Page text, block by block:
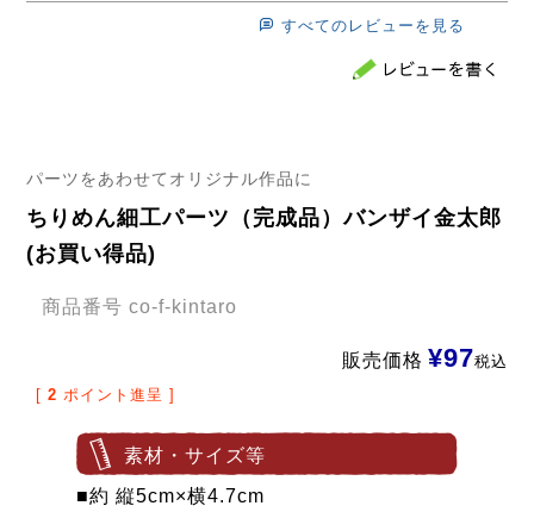
すべてのレビューを見る
パーツをあわせてオリジナル作品に
ちりめん細工パーツ（完成品）バンザイ金太郎
(お買い得品)
商品番号 co-f-kintaro
販売価格 ¥97税込
[ 2 ポイント進呈 ]
素材・サイズ等
■約 縦5cm×横4.7cm